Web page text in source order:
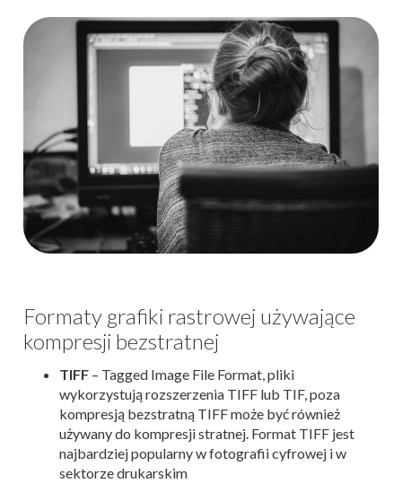
Formaty grafiki rastrowej używające
kompresji bezstratnej
TIFF – Tagged Image File Format, pliki
wykorzystują rozszerzenia TIFF lub TIF, poza
kompresją bezstratną TIFF może być również
używany do kompresji stratnej. Format TIFF jest
najbardziej popularny w fotografii cyfrowej i w
sektorze drukarskim